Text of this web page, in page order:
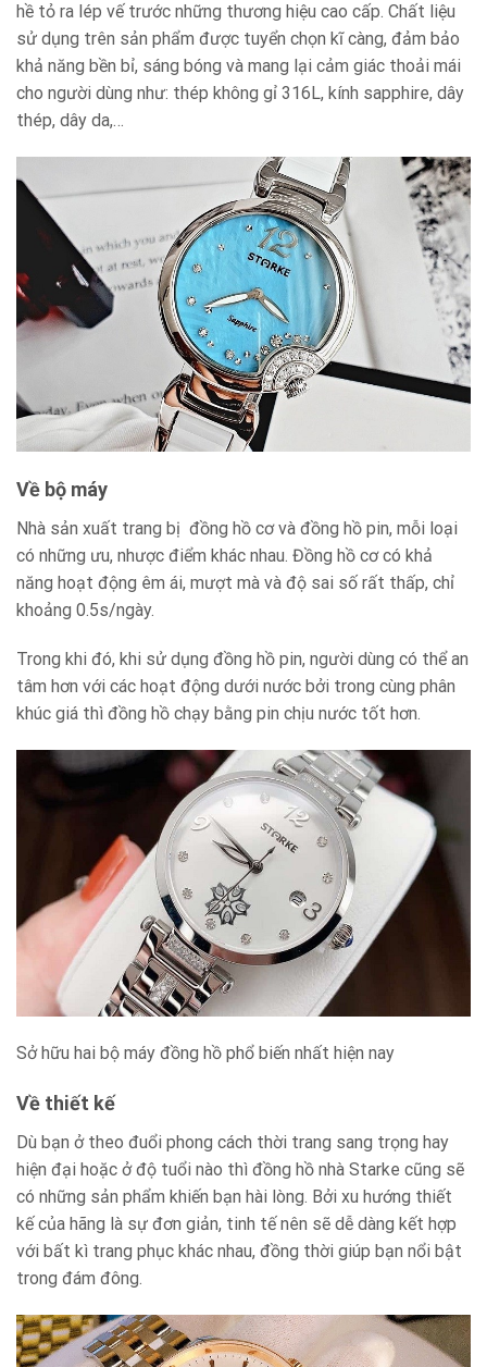
hề tỏ ra lép vế trước những thương hiệu cao cấp. Chất liệu
sử dụng trên sản phẩm được tuyển chọn kĩ càng, đảm bảo
khả năng bền bỉ, sáng bóng và mang lại cảm giác thoải mái
cho người dùng như: thép không gỉ 316L, kính sapphire, dây
thép, dây da,…
Về bộ máy
Nhà sản xuất trang bị đồng hồ cơ và đồng hồ pin, mỗi loại
có những ưu, nhược điểm khác nhau. Đồng hồ cơ có khả
năng hoạt động êm ái, mượt mà và độ sai số rất thấp, chỉ
khoảng 0.5s/ngày.
Trong khi đó, khi sử dụng đồng hồ pin, người dùng có thể an
tâm hơn với các hoạt động dưới nước bởi trong cùng phân
khúc giá thì đồng hồ chạy bằng pin chịu nước tốt hơn.
Sở hữu hai bộ máy đồng hồ phổ biến nhất hiện nay
Về thiết kế
Dù bạn ở theo đuổi phong cách thời trang sang trọng hay
hiện đại hoặc ở độ tuổi nào thì đồng hồ nhà Starke cũng sẽ
có những sản phẩm khiến bạn hài lòng. Bởi xu hướng thiết
kế của hãng là sự đơn giản, tinh tế nên sẽ dễ dàng kết hợp
với bất kì trang phục khác nhau, đồng thời giúp bạn nổi bật
trong đám đông.